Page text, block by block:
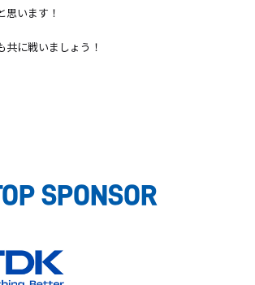
思います！
共に戦いましょう！
SPONSOR